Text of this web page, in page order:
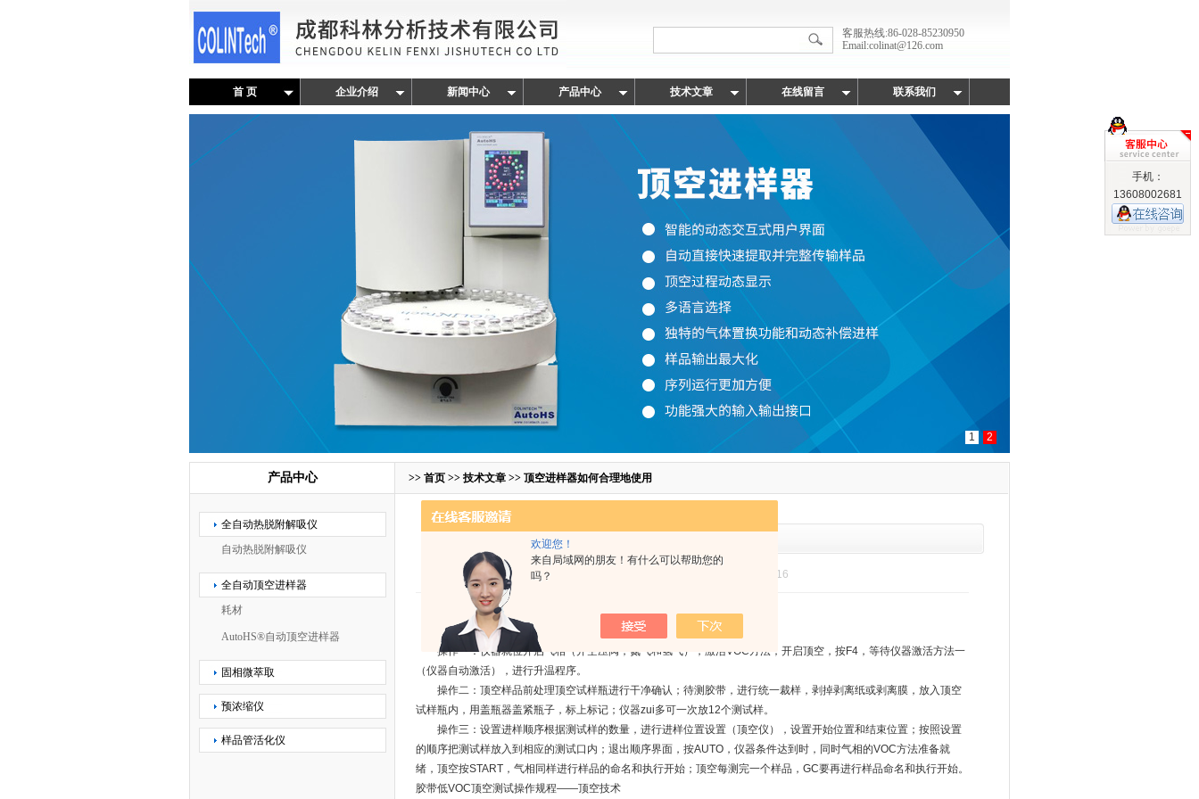
欢迎您！
来自局域网的朋友！有什么可以帮助您的
吗？
客服热线:86-028-85230950
Email:colinat@126.com
首 页 企业介绍 新闻中心 产品中心 技术文章 在线留言 联系我们
1 2
产品中心
全自动热脱附解吸仪
自动热脱附解吸仪
全自动顶空进样器
耗材
AutoHS®自动顶空进样器
固相微萃取
预浓缩仪
样品管活化仪
>> 首页 >> 技术文章 >> 顶空进样器如何合理地使用
点击次数：2329 更新时间：2017-01-16
顶空进样器在使用的时候应该如何合理地操作呢？下面我们来了解下：
操作一：仪器就位开启气相（开空压阀，氮气和氢气），激活VOC方法；开启顶空，按F4，等待仪器激活方法一
（仪器自动激活），进行升温程序。
操作二：顶空样品前处理顶空试样瓶进行干净确认；待测胶带，进行统一裁样，剥掉剥离纸或剥离膜，放入顶空
试样瓶内，用盖瓶器盖紧瓶子，标上标记；仪器zui多可一次放12个测试样。
操作三：设置进样顺序根据测试样的数量，进行进样位置设置（顶空仪），设置开始位置和结束位置；按照设置
的顺序把测试样放入到相应的测试口内；退出顺序界面，按AUTO，仪器条件达到时，同时气相的VOC方法准备就
绪，顶空按START，气相同样进行样品的命名和执行开始；顶空每测完一个样品，GC要再进行样品命名和执行开始。
胶带低VOC顶空测试操作规程——顶空技术
手机：
13608002681